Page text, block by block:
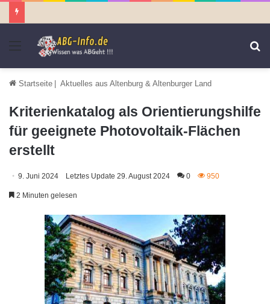
Menü
Startseite | Aktuelles aus Altenburg & Altenburger Land
Kriterienkatalog als Orientierungshilfe
für geeignete Photovoltaik-Flächen
erstellt
9. Juni 2024 Letztes Update 29. August 2024 0 950
2 Minuten gelesen